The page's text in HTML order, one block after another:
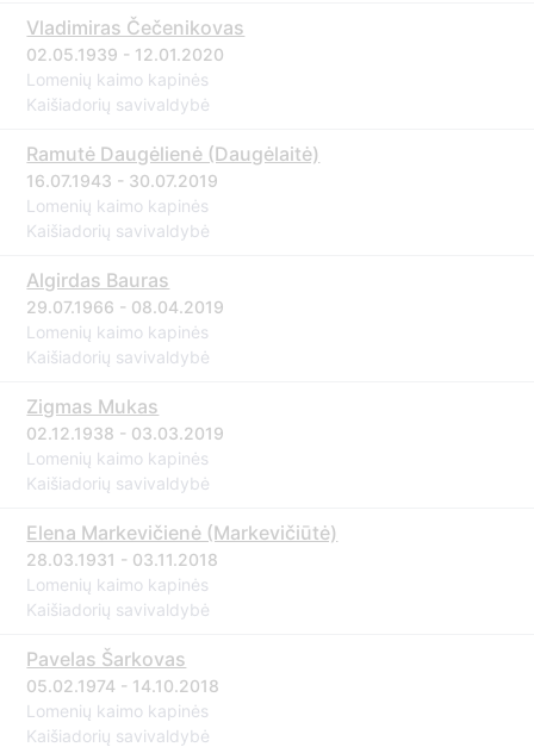
Vladimiras Čečenikovas
02.05.1939 - 12.01.2020
Lomenių kaimo kapinės
Kaišiadorių savivaldybė
Ramutė Daugėlienė (Daugėlaitė)
16.07.1943 - 30.07.2019
Lomenių kaimo kapinės
Kaišiadorių savivaldybė
Algirdas Bauras
29.07.1966 - 08.04.2019
Lomenių kaimo kapinės
Kaišiadorių savivaldybė
Zigmas Mukas
02.12.1938 - 03.03.2019
Lomenių kaimo kapinės
Kaišiadorių savivaldybė
Elena Markevičienė (Markevičiūtė)
28.03.1931 - 03.11.2018
Lomenių kaimo kapinės
Kaišiadorių savivaldybė
Pavelas Šarkovas
05.02.1974 - 14.10.2018
Lomenių kaimo kapinės
Kaišiadorių savivaldybė